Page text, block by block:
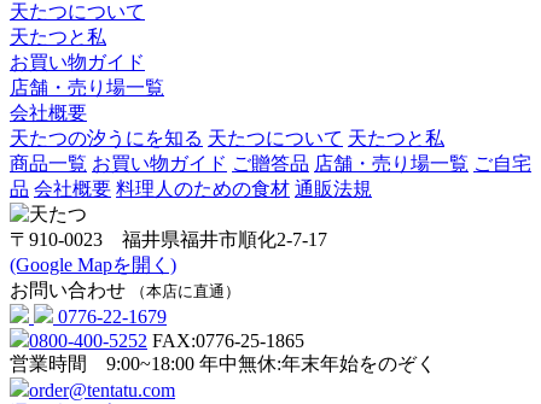
天たつについて
天たつと私
お買い物ガイド
店舗・売り場一覧
会社概要
天たつの汐うにを知る 天たつについて 天たつと私
商品一覧 お買い物ガイド ご贈答品 店舗・売り場一覧 ご自宅
品 会社概要 料理人のための食材 通販法規
〒910-0023 福井県福井市順化2-7-17
(Google Mapを開く)
お問い合わせ
（本店に直通）
0776-22-1679
0800-400-5252 FAX:0776-25-1865
営業時間 9:00~18:00 年中無休:年末年始をのぞく
order@tentatu.com